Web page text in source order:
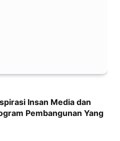
Insan Media dan
Pembangunan Yang